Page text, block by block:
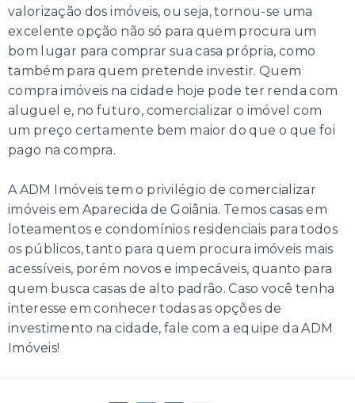
valorização dos imóveis, ou seja, tornou-se uma
excelente opção não só para quem procura um
bom lugar para comprar sua casa própria, como
também para quem pretende investir. Quem
compra imóveis na cidade hoje pode ter renda com
aluguel e, no futuro, comercializar o imóvel com
um preço certamente bem maior do que o que foi
pago na compra.
A ADM Imóveis tem o privilégio de comercializar
imóveis em Aparecida de Goiânia. Temos casas em
loteamentos e condomínios residenciais para todos
os públicos, tanto para quem procura imóveis mais
acessíveis, porém novos e impecáveis, quanto para
quem busca casas de alto padrão. Caso você tenha
interesse em conhecer todas as opções de
investimento na cidade, fale com a equipe da ADM
Imóveis!